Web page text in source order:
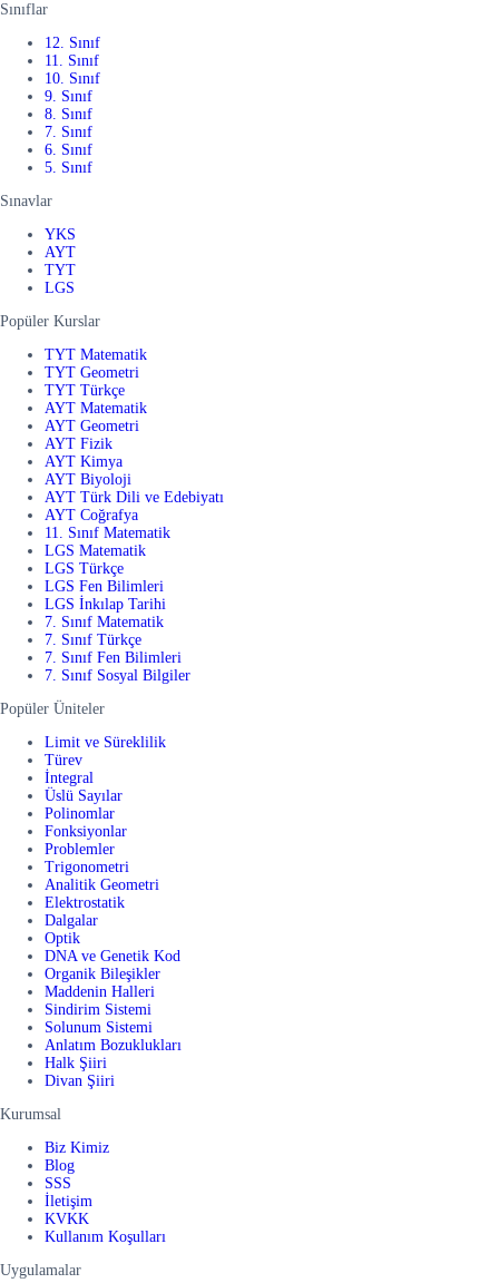
Sınıflar
12. Sınıf
11. Sınıf
10. Sınıf
9. Sınıf
8. Sınıf
7. Sınıf
6. Sınıf
5. Sınıf
Sınavlar
YKS
AYT
TYT
LGS
Popüler Kurslar
TYT Matematik
TYT Geometri
TYT Türkçe
AYT Matematik
AYT Geometri
AYT Fizik
AYT Kimya
AYT Biyoloji
AYT Türk Dili ve Edebiyatı
AYT Coğrafya
11. Sınıf Matematik
LGS Matematik
LGS Türkçe
LGS Fen Bilimleri
LGS İnkılap Tarihi
7. Sınıf Matematik
7. Sınıf Türkçe
7. Sınıf Fen Bilimleri
7. Sınıf Sosyal Bilgiler
Popüler Üniteler
Limit ve Süreklilik
Türev
İntegral
Üslü Sayılar
Polinomlar
Fonksiyonlar
Problemler
Trigonometri
Analitik Geometri
Elektrostatik
Dalgalar
Optik
DNA ve Genetik Kod
Organik Bileşikler
Maddenin Halleri
Sindirim Sistemi
Solunum Sistemi
Anlatım Bozuklukları
Halk Şiiri
Divan Şiiri
Kurumsal
Biz Kimiz
Blog
SSS
İletişim
KVKK
Kullanım Koşulları
Uygulamalar